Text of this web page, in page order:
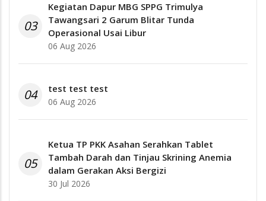
03
Kegiatan Dapur MBG SPPG Trimulya
Tawangsari 2 Garum Blitar Tunda
Operasional Usai Libur
06 Aug 2026
04 test test test
06 Aug 2026
05
Ketua TP PKK Asahan Serahkan Tablet
Tambah Darah dan Tinjau Skrining Anemia
dalam Gerakan Aksi Bergizi
30 Jul 2026